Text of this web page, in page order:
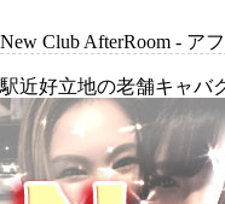
New Club AfterRoom - ア
駅近好立地の老舗キャバ